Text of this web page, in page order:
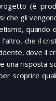
(è
che gli
quando
che il
dove il
una risposta
scoprire